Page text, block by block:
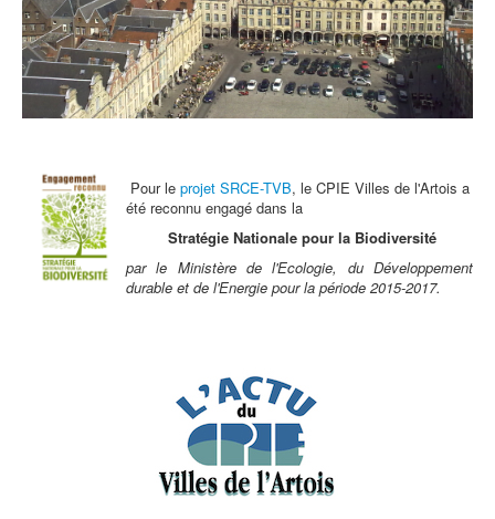
Espace Info Energie
Guide Nature Patrimoine Volontaire (GNPV)
Centre de Ressources du Territoire (CRT)
Contact
Pour le projet SRCE-TVB, le CPIE Villes de l'Artois a
été reconnu engagé dans la
Stratégie Nationale pour la Biodiversité
par le Ministère de l'Ecologie, du Développement
durable et de l'Energie pour la période 2015-2017.